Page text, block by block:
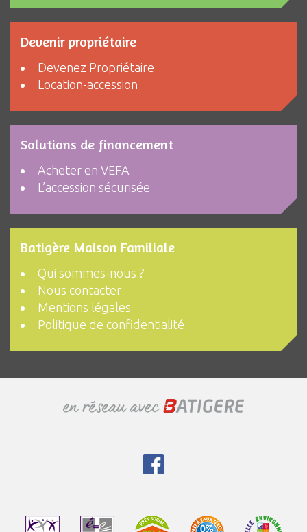
Devenir propriétaire
Devenez Propriétaire
Location-accession
Solutions de financement
Acheter en VEFA
L’accession sécurisée
Batigère Maison Familiale
Qui sommes-nous ?
Nous contacter
Mentions légales
Politique de confidentialité